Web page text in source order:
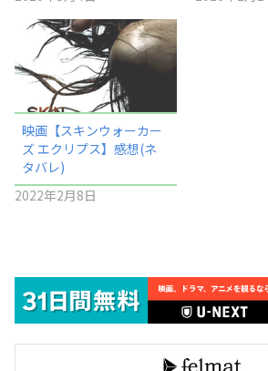
映画【スキンウォーカー
ズ エクリプス】感想(ネ
タバレ)
2022年2月8日